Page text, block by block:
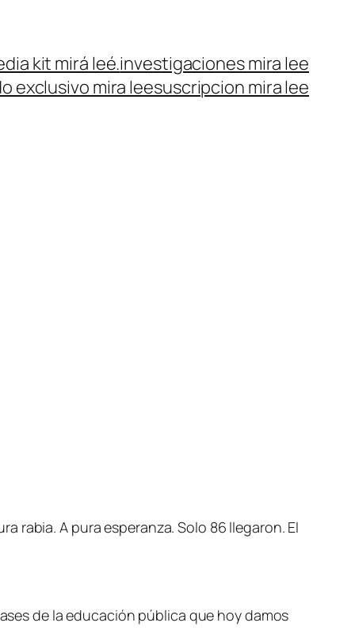
kit mirá leé.investigaciones mira lee
exclusivo mira leesuscripcion mira lee
rabia. A pura esperanza. Solo 86 llegaron. El
de la educación pública que hoy damos